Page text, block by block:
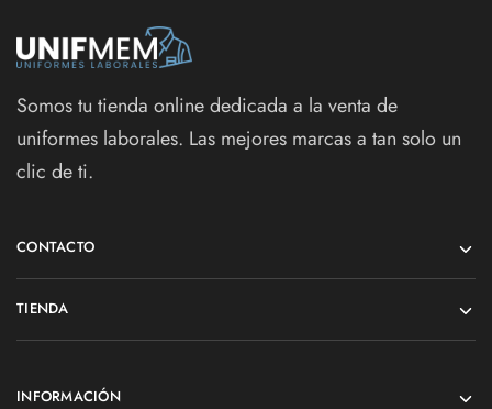
Somos tu tienda online dedicada a la venta de
uniformes laborales. Las mejores marcas a tan solo un
clic de ti.
CONTACTO
TIENDA
INFORMACIÓN